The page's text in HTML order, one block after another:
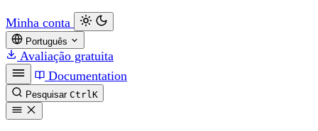
Minha conta
Português
Avaliação gratuita
Documentation
Pesquisar CtrlK